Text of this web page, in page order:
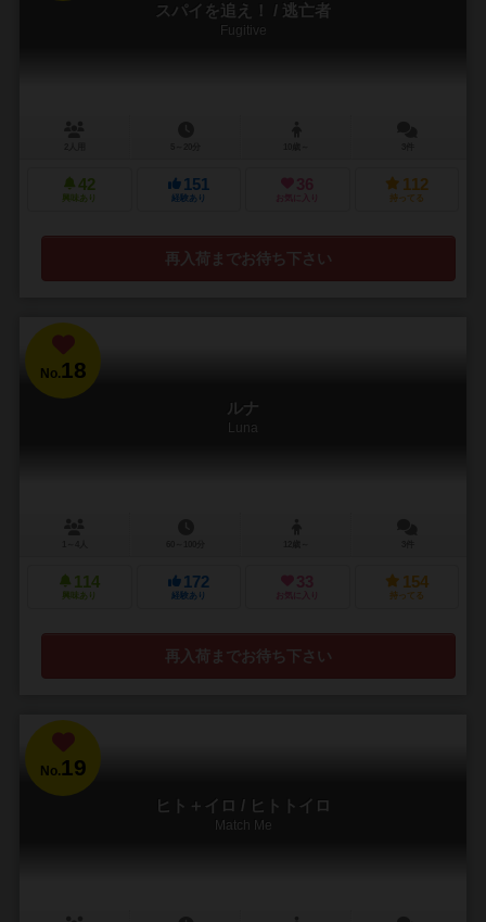
スパイを追え！ / 逃亡者
Fugitive
42
興味あり
151
経験あり
36
お気に入り
112
持ってる
再入荷までお待ち下さい
No.18
ルナ
Luna
114
興味あり
172
経験あり
33
お気に入り
154
持ってる
再入荷までお待ち下さい
No.19
ヒト＋イロ / ヒトトイロ
Match Me